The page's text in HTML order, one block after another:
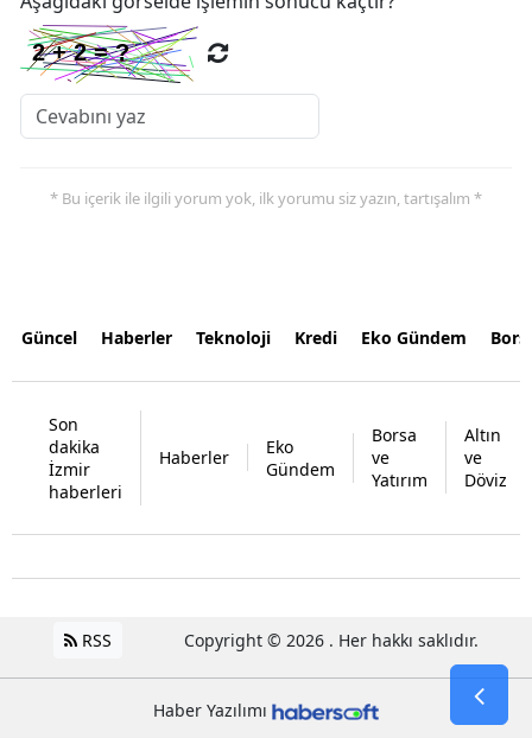
* Bu içerik ile ilgili yorum yok, ilk yorumu siz yazın, tartışalım *
Güncel Haberler Teknoloji Kredi Eko Gündem
Son
dakika
İzmir
haberleri
Haberler
Eko
Gündem
Borsa
ve
Yatırım
Altın
ve
Döviz
RSS Copyright © 2026 . Her hakkı saklıdır.
Haber Yazılımı